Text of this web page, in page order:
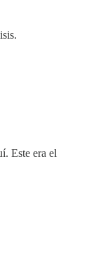
Este era el